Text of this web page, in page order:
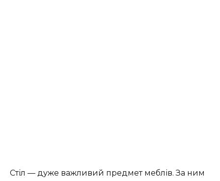
Стіл — дуже важливий предмет меблів. За ним